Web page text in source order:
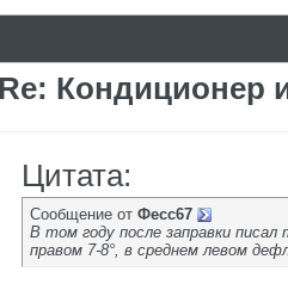
Re: Кондиционер
Цитата:
Сообщение от Фесс67
В том году после заправки
правом 7-8°, в среднем левом